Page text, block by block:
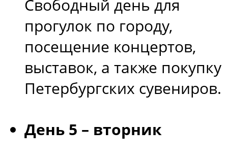
Свободный день для
прогулок по городу,
посещение концертов,
выставок, а также покупку
Петербургских сувениров.
День 5 – вторник